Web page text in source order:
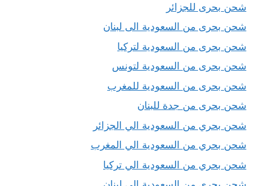
شحن بحرى للجزائر
شحن بحرى من السعودية الى لبنان
شحن بحرى من السعودية لتركيا
شحن بحرى من السعودية لتونس
شحن بحرى من السعودية للمغرب
شحن بحرى من جدة للبنان
شحن بحري من السعودية الي الجزائر
شحن بحري من السعودية الي المغرب
شحن بحري من السعودية الي تركيا